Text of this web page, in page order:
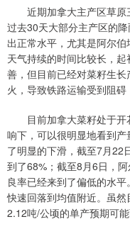
近期加拿大主产区草原
过去30天大部分主产区的
出正常水平，尤其是阿尔
天气持续的时间比较长，
善，但目前已经对菜籽生
火，导致铁路运输受到阻碍
目前加拿大菜籽处于开
响下，可以很明显地看到
了明显的下滑，截至7月22
到了68%；截至8月6日，
良率已经来到了偏低的水
快速回落到均值附近。虽
2.12吨/公顷的单产预期可能